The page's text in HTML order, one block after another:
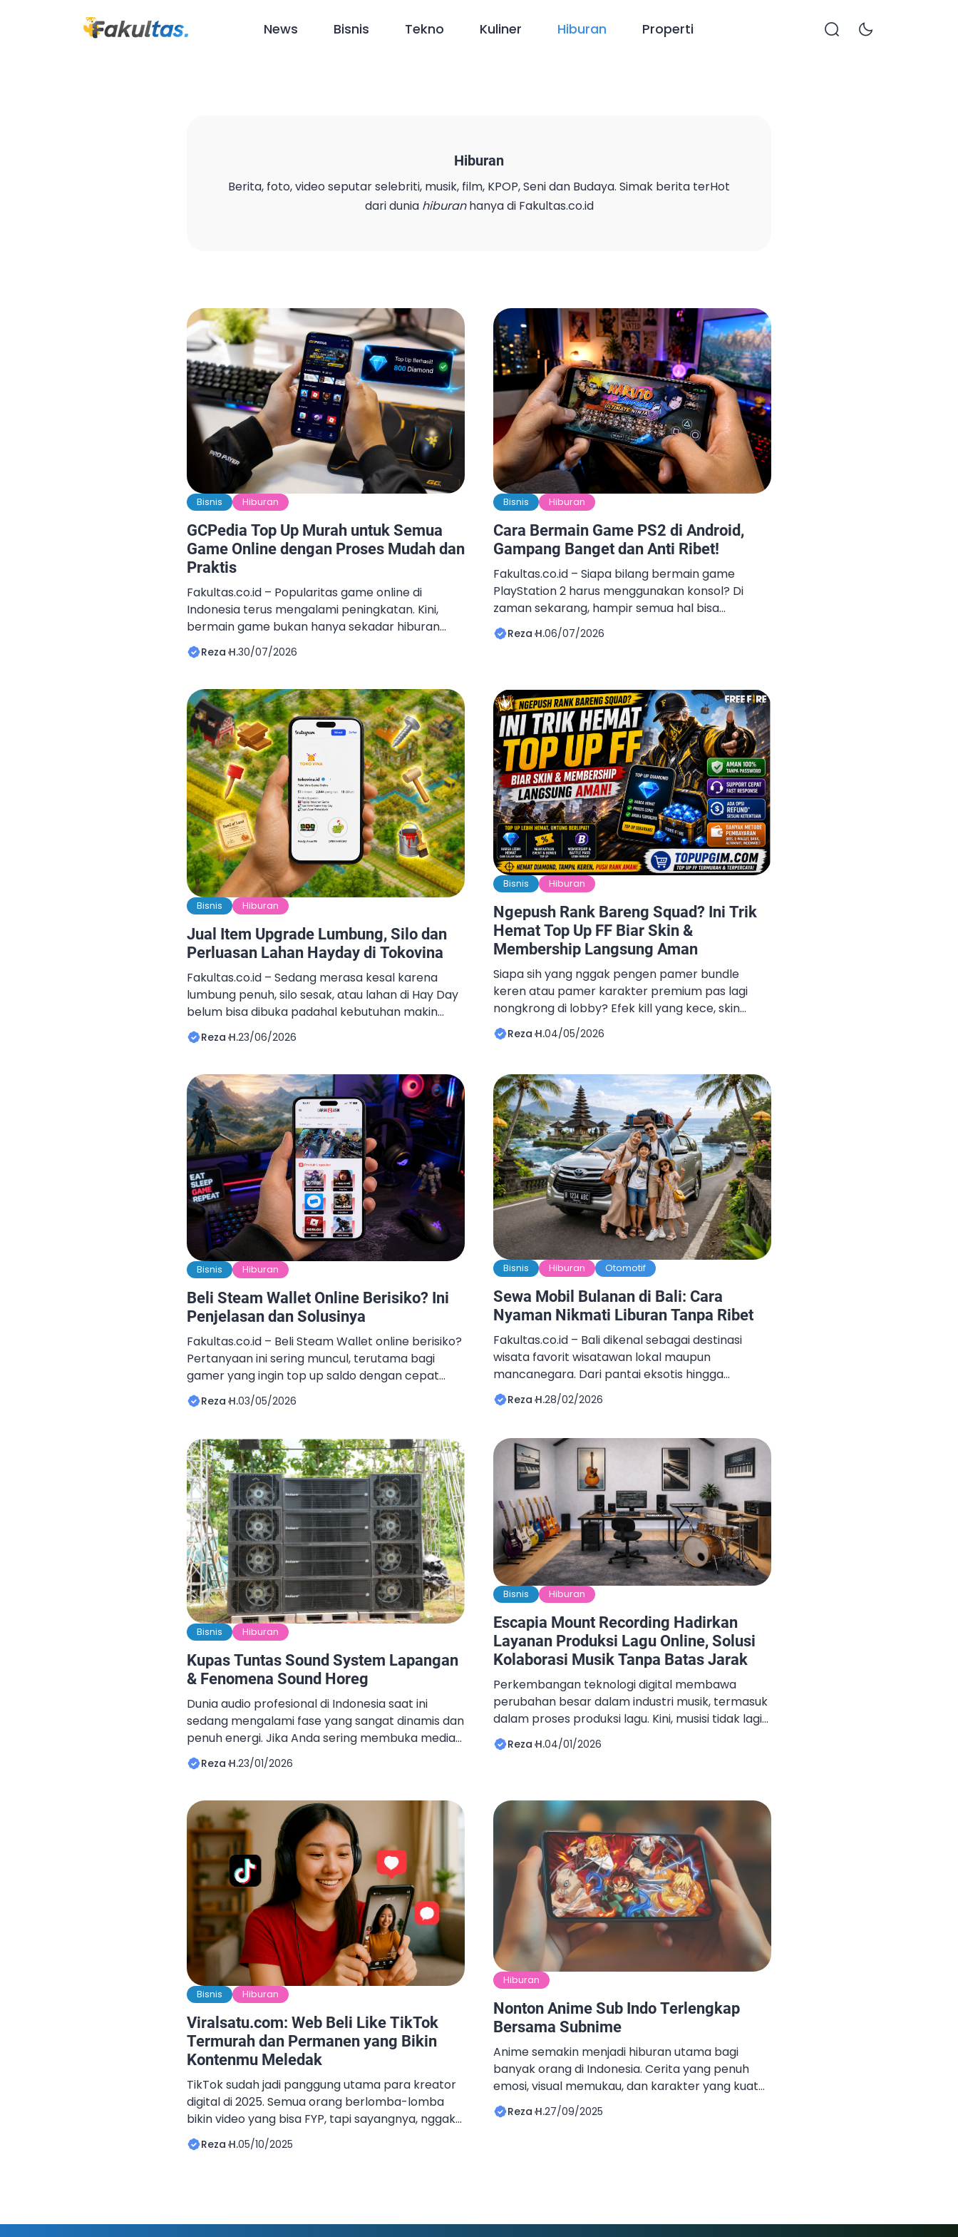
News Bisnis Tekno Kuliner Hiburan Properti
Hiburan
Berita, foto, video seputar selebriti, musik, film, KPOP, Seni dan Budaya. Simak berita terHot
dari dunia hiburanhanya di Fakultas.co.id
Bisnis Hiburan
GCPedia Top Up Murah untuk Semua
Game Online dengan Proses Mudah dan
Praktis
Fakultas.co.id – Popularitas game online di
Indonesia terus mengalami peningkatan. Kini,
bermain game bukan hanya sekadar hiburan
untuk mengisi waktu luang, tetapi juga telah
menjadi bagian dari aktivitas sehari-hari bagi
dimainkan di smartphone, komputer, maupun
konsol, mulai dari game aksi, petualangan,
strategi, olahraga, hingga game kompetitif
berbasis tim. Seiring […]
Reza H.30/07/2026
Bisnis Hiburan
Cara Bermain Game PS2 di Android,
Gampang Banget dan Anti Ribet!
Fakultas.co.id – Siapa bilang bermain game
PlayStation 2 harus menggunakan konsol? Di
zaman sekarang, hampir semua hal bisa
dilakukan lewat smartphone, termasuk
memainkan game PS2 di Android. Buat kamu
sekarang semuanya bisa dilakukan hanya
dengan modal HP Android. Menariknya lagi,
emulator PS2 […]
Reza H.06/07/2026
Bisnis Hiburan
Jual Item Upgrade Lumbung, Silo dan
Perluasan Lahan Hayday di Tokovina
Fakultas.co.id – Sedang merasa kesal karena
lumbung penuh, silo sesak, atau lahan di Hay Day
belum bisa dibuka padahal kebutuhan makin
banyak? Nah, di sinilah banyak pemain mulai
berburu item upgrade agar progres permainan
dan perluasan lahan Hay Day di Tokovina menjadi
solusi yang banyak dicari para […]
Reza H.23/06/2026
Bisnis Hiburan
Ngepush Rank Bareng Squad? Ini Trik
Hemat Top Up FF Biar Skin &
Membership Langsung Aman
Siapa sih yang nggak pengen pamer bundle
keren atau pamer karakter premium pas lagi
nongkrong di lobby? Efek kill yang kece, skin
senjata eksklusif, plus gaya emote yang bikin
tampilan kelihatan beda banget. Pengen ikutan
ya bikin mikir dua kali. Tenang, kamu nggak
sendirian. Banyak pemain […]
Reza H.04/05/2026
Bisnis Hiburan
Beli Steam Wallet Online Berisiko? Ini
Penjelasan dan Solusinya
Fakultas.co.id – Beli Steam Wallet online berisiko?
Pertanyaan ini sering muncul, terutama bagi
gamer yang ingin top up saldo dengan cepat
tanpa ribet. Apalagi di era serba digital seperti
sekarang, hampir semua transaksi bisa dilakukan
kemudahan tersebut, ada juga potensi masalah
yang tidak bisa diabaikan. Banyak pengguna
pernah […]
Reza H.03/05/2026
Bisnis Hiburan Otomotif
Sewa Mobil Bulanan di Bali: Cara
Nyaman Nikmati Liburan Tanpa Ribet
Fakultas.co.id – Bali dikenal sebagai destinasi
wisata favorit wisatawan lokal maupun
mancanegara. Dari pantai eksotis hingga
pegunungan yang sejuk, semua tersedia dalam
satu pulau. Namun, satu hal yang sering jadi
kota besar lain, transportasi umum di Bali masih
terbatas. Jarak antar destinasi juga cukup jauh.
Misalnya dari kawasan Seminyak ke […]
Reza H.28/02/2026
Bisnis Hiburan
Kupas Tuntas Sound System Lapangan
& Fenomena Sound Horeg
Dunia audio profesional di Indonesia saat ini
sedang mengalami fase yang sangat dinamis dan
penuh energi. Jika Anda sering membuka media
sosial seperti TikTok atau YouTube, Anda pasti
tidak asing dengan video-video truk besar yang
menggetarkan kaca rumah warga, dan dikelilingi
ribuan penonton. Ya, itulah fenomena “Sound
Horeg” yang sedang marak. […]
Reza H.23/01/2026
Bisnis Hiburan
Escapia Mount Recording Hadirkan
Layanan Produksi Lagu Online, Solusi
Kolaborasi Musik Tanpa Batas Jarak
Perkembangan teknologi digital membawa
perubahan besar dalam industri musik, termasuk
dalam proses produksi lagu. Kini, musisi tidak lagi
harus datang langsung ke studio untuk
menghasilkan karya berkualitas. Menjawab
layanan produksi lagu secara online yang dinilai
praktis, efisien, dan tetap mengedepankan
kualitas. Melalui layanan ini, Escapia […]
Reza H.04/01/2026
Bisnis Hiburan
Viralsatu.com: Web Beli Like TikTok
Termurah dan Permanen yang Bikin
Kontenmu Meledak
TikTok sudah jadi panggung utama para kreator
digital di 2025. Semua orang berlomba-lomba
bikin video yang bisa FYP, tapi sayangnya, nggak
semua bisa langsung viral. Algoritma TikTok
makin canggih, dan salah satu faktor besar yang
pengen […]
Reza H.05/10/2025
Hiburan
Nonton Anime Sub Indo Terlengkap
Bersama Subnime
Anime semakin menjadi hiburan utama bagi
banyak orang di Indonesia. Cerita yang penuh
emosi, visual memukau, dan karakter yang kuat
membuatnya digemari berbagai kalangan.
Namun, agar lebih mudah dipahami, kebutuhan
Reza H.27/09/2025